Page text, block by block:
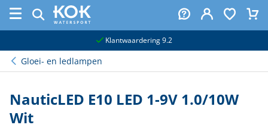
Klantwaardering 9.2
Gloei- en ledlampen
NauticLED E10 LED 1-9V 1.0/10W
Wit